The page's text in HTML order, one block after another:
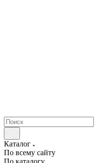
Каталог
По всему сайту
По каталогу